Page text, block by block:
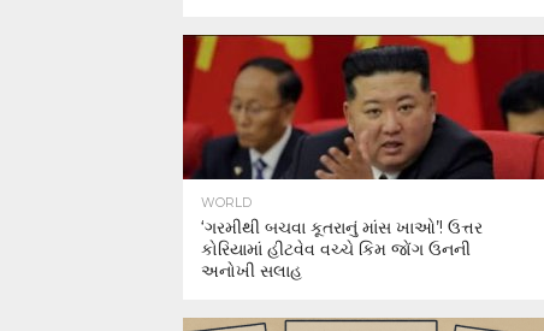
WORLD
‘ગરમીથી બચવા કૂતરાનું માંસ ખાઓ’! ઉત્તર
કોરિયામાં હીટવેવ વચ્ચે કિમ જોંગ ઉનની
અનોખી સલાહ